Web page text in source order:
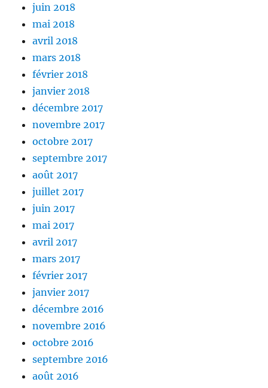
juin 2018
mai 2018
avril 2018
mars 2018
février 2018
janvier 2018
décembre 2017
novembre 2017
octobre 2017
septembre 2017
août 2017
juillet 2017
juin 2017
mai 2017
avril 2017
mars 2017
février 2017
janvier 2017
décembre 2016
novembre 2016
octobre 2016
septembre 2016
août 2016